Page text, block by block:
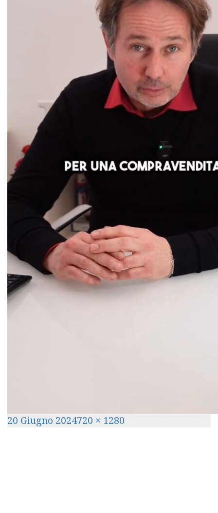
Posted
20 Giugno 2024Full
720 × 1280